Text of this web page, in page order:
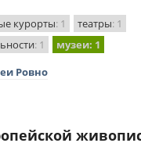
курорты: 1 театры: 1
: 1 музеи: 1
Ровно